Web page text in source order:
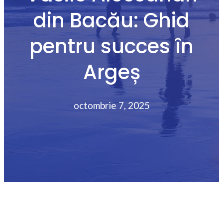
din Bacău: Ghid
pentru succes în
Argeș
octombrie 7, 2025